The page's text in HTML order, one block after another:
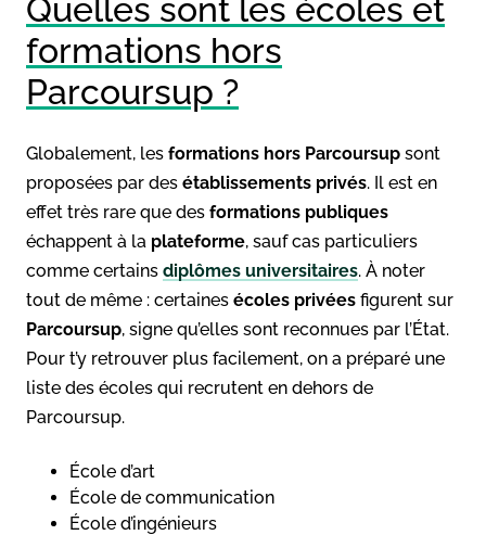
Quelles sont les écoles et
formations hors
Parcoursup ?
Globalement, les formations hors Parcoursup sont
proposées par des établissements privés. Il est en
effet très rare que des formations publiques
échappent à la plateforme, sauf cas particuliers
comme certains diplômes universitaires. À noter
tout de même : certaines écoles privées figurent sur
Parcoursup, signe qu’elles sont reconnues par l’État.
Pour t’y retrouver plus facilement, on a préparé une
liste des écoles qui recrutent en dehors de
Parcoursup.
École d’art
École de communication
École d’ingénieurs